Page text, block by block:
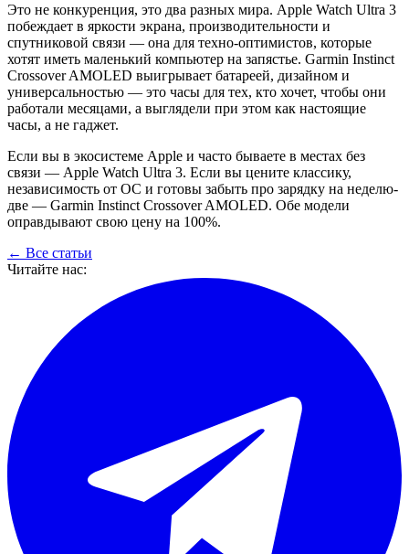
Это не конкуренция, это два разных мира. Apple Watch Ultra 3
побеждает в яркости экрана, производительности и
спутниковой связи — она для техно-оптимистов, которые
хотят иметь маленький компьютер на запястье. Garmin Instinct
Crossover AMOLED выигрывает батареей, дизайном и
универсальностью — это часы для тех, кто хочет, чтобы они
работали месяцами, а выглядели при этом как настоящие
часы, а не гаджет.
Если вы в экосистеме Apple и часто бываете в местах без
связи — Apple Watch Ultra 3. Если вы цените классику,
независимость от ОС и готовы забыть про зарядку на неделю-
две — Garmin Instinct Crossover AMOLED. Обе модели
оправдывают свою цену на 100%.
← Все статьи
Читайте нас: